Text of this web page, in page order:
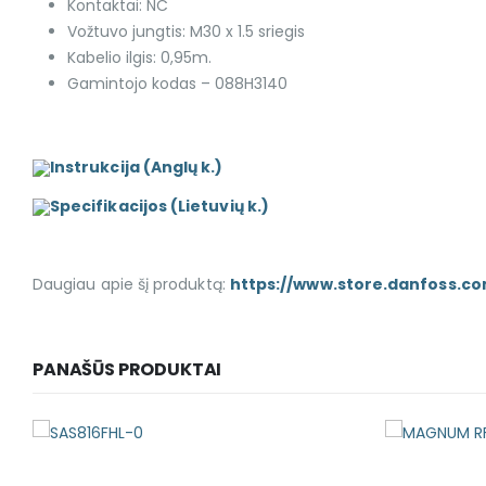
Kontaktai: NC
Vožtuvo jungtis: M30 x 1.5 sriegis
Kabelio ilgis: 0,95m.
Gamintojo kodas – 088H3140
Instrukcija (Anglų k.)
Specifikacijos (Lietuvių k.)
Daugiau apie šį produktą: https://
PANAŠŪS PRODUKTAI